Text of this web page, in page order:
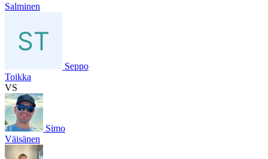
Salminen
Seppo
Toikka
VS
Simo
Väisänen